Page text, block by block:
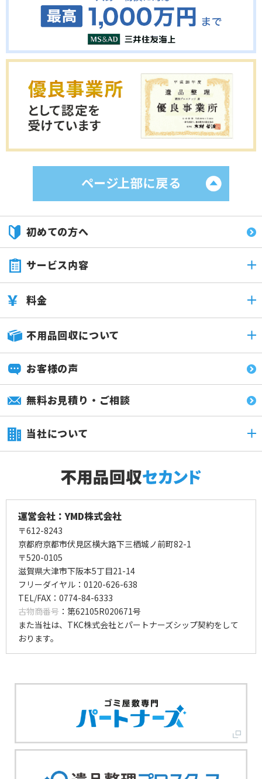
初めての方へ
サービス内容
料金
不用品回収について
お客様の声
無料お見積り・ご相談
当社について
運営会社：YMD株式会社
〒612-8243
京都府京都市伏見区横大路下三栖城ノ前町82-1
〒520-0105
滋賀県大津市下阪本5丁目21-14
フリーダイヤル：0120-626-638
TEL/FAX：0774-84-6333
古物商番号 ：第62105R020671号
また当社は、TKC株式会社とパートナーズシップ契約をして
おります。